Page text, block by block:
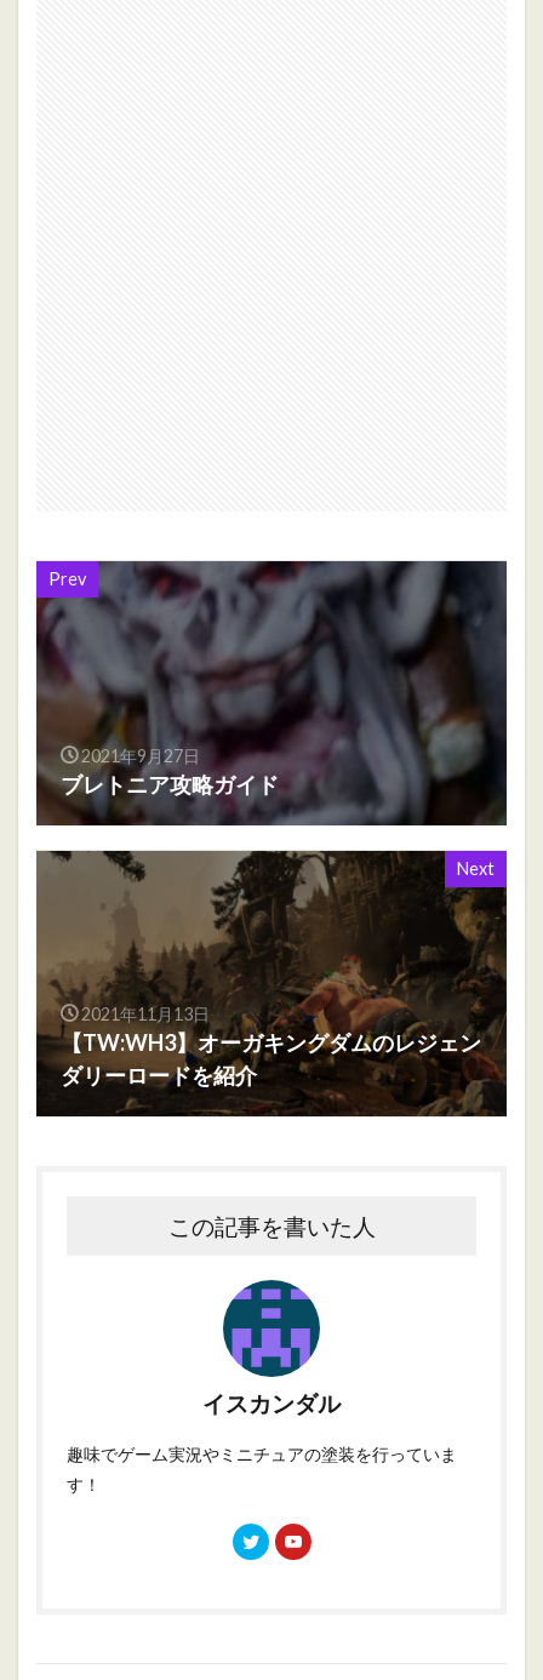
Prev
2021年9月27日
ブレトニア攻略ガイド
Next
2021年11月13日
【TW:WH3】オーガキングダムのレジェン
ダリーロードを紹介
この記事を書いた人
イスカンダル
趣味でゲーム実況やミニチュアの塗装を行っていま
す！